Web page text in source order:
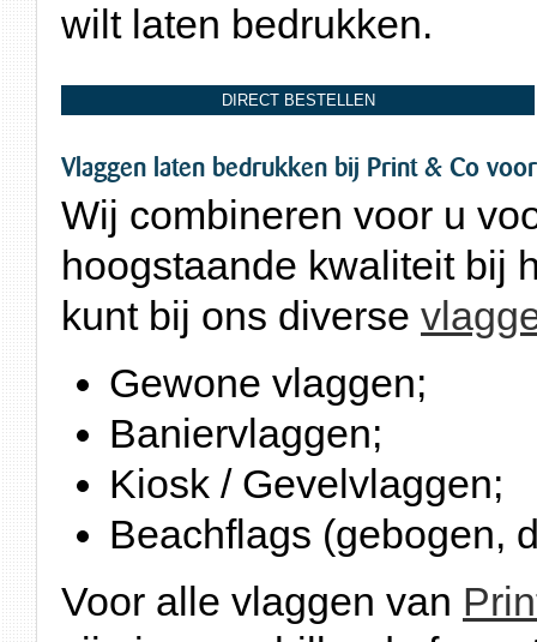
wilt laten bedrukken.
DIRECT BESTELLEN
Vlaggen laten bedrukken bij Print & Co
Wij combineren voor u
hoogstaande kwaliteit bij
kunt bij ons diverse
Gewone vlaggen;
Baniervlaggen;
Kiosk / Gevelvlaggen;
Beachflags (gebogen,
Voor alle vlaggen van